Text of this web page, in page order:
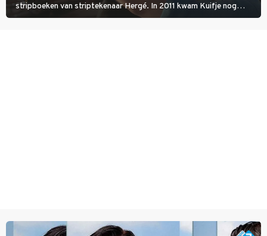
stripboeken van striptekenaar Hergé. In 2011 kwam Kuifje nog
meer tot leven in The Adventures of Tintin van Steven Spielberg.